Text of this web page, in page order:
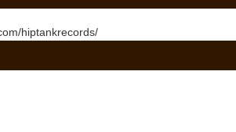
hiptankrecords/